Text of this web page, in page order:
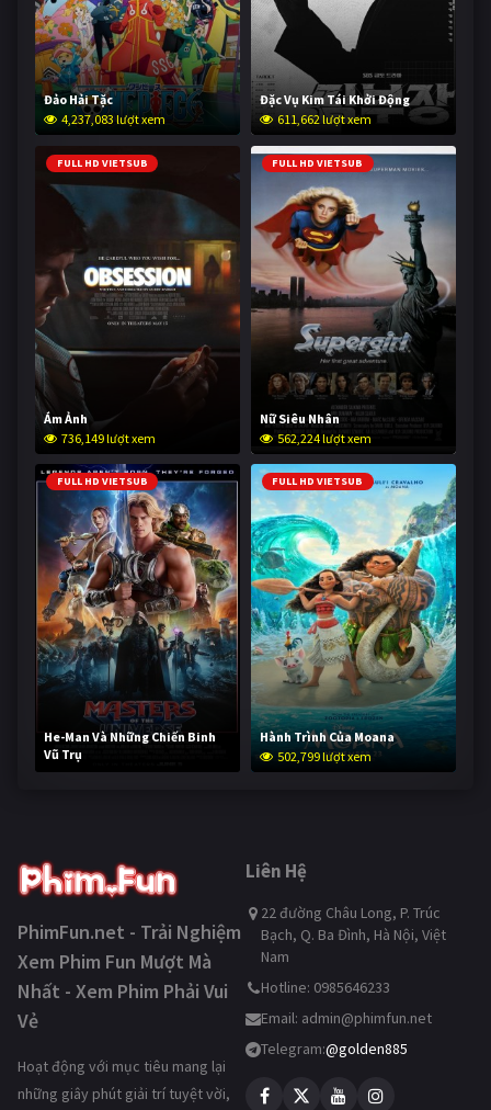
Đảo Hải Tặc
4,237,083 lượt xem
Đặc Vụ Kim Tái Khởi Động
611,662 lượt xem
FULL HD VIETSUB
Ám Ảnh
736,149 lượt xem
FULL HD VIETSUB
Nữ Siêu Nhân
562,224 lượt xem
FULL HD VIETSUB
He-Man Và Những Chiến Binh
Vũ Trụ
252,725 lượt xem
FULL HD VIETSUB
Hành Trình Của Moana
502,799 lượt xem
PhimFun.net - Trải Nghiệm
Xem Phim Fun Mượt Mà
Nhất - Xem Phim Phải Vui
Vẻ
Hoạt động với mục tiêu mang lại
những giây phút giải trí tuyệt vời,
Liên Hệ
22 đường Châu Long, P. Trúc
Bạch, Q. Ba Đình, Hà Nội, Việt
Nam
Hotline: 0985646233
Email: admin@phimfun.net
Telegram:@golden885